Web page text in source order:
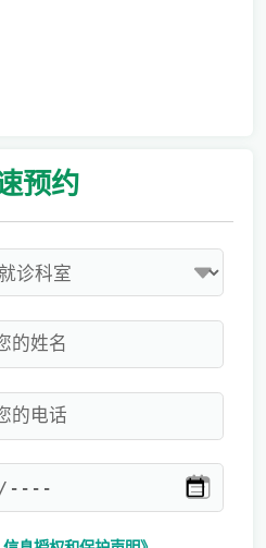
产医院儿童康复专科正式启航！
预约